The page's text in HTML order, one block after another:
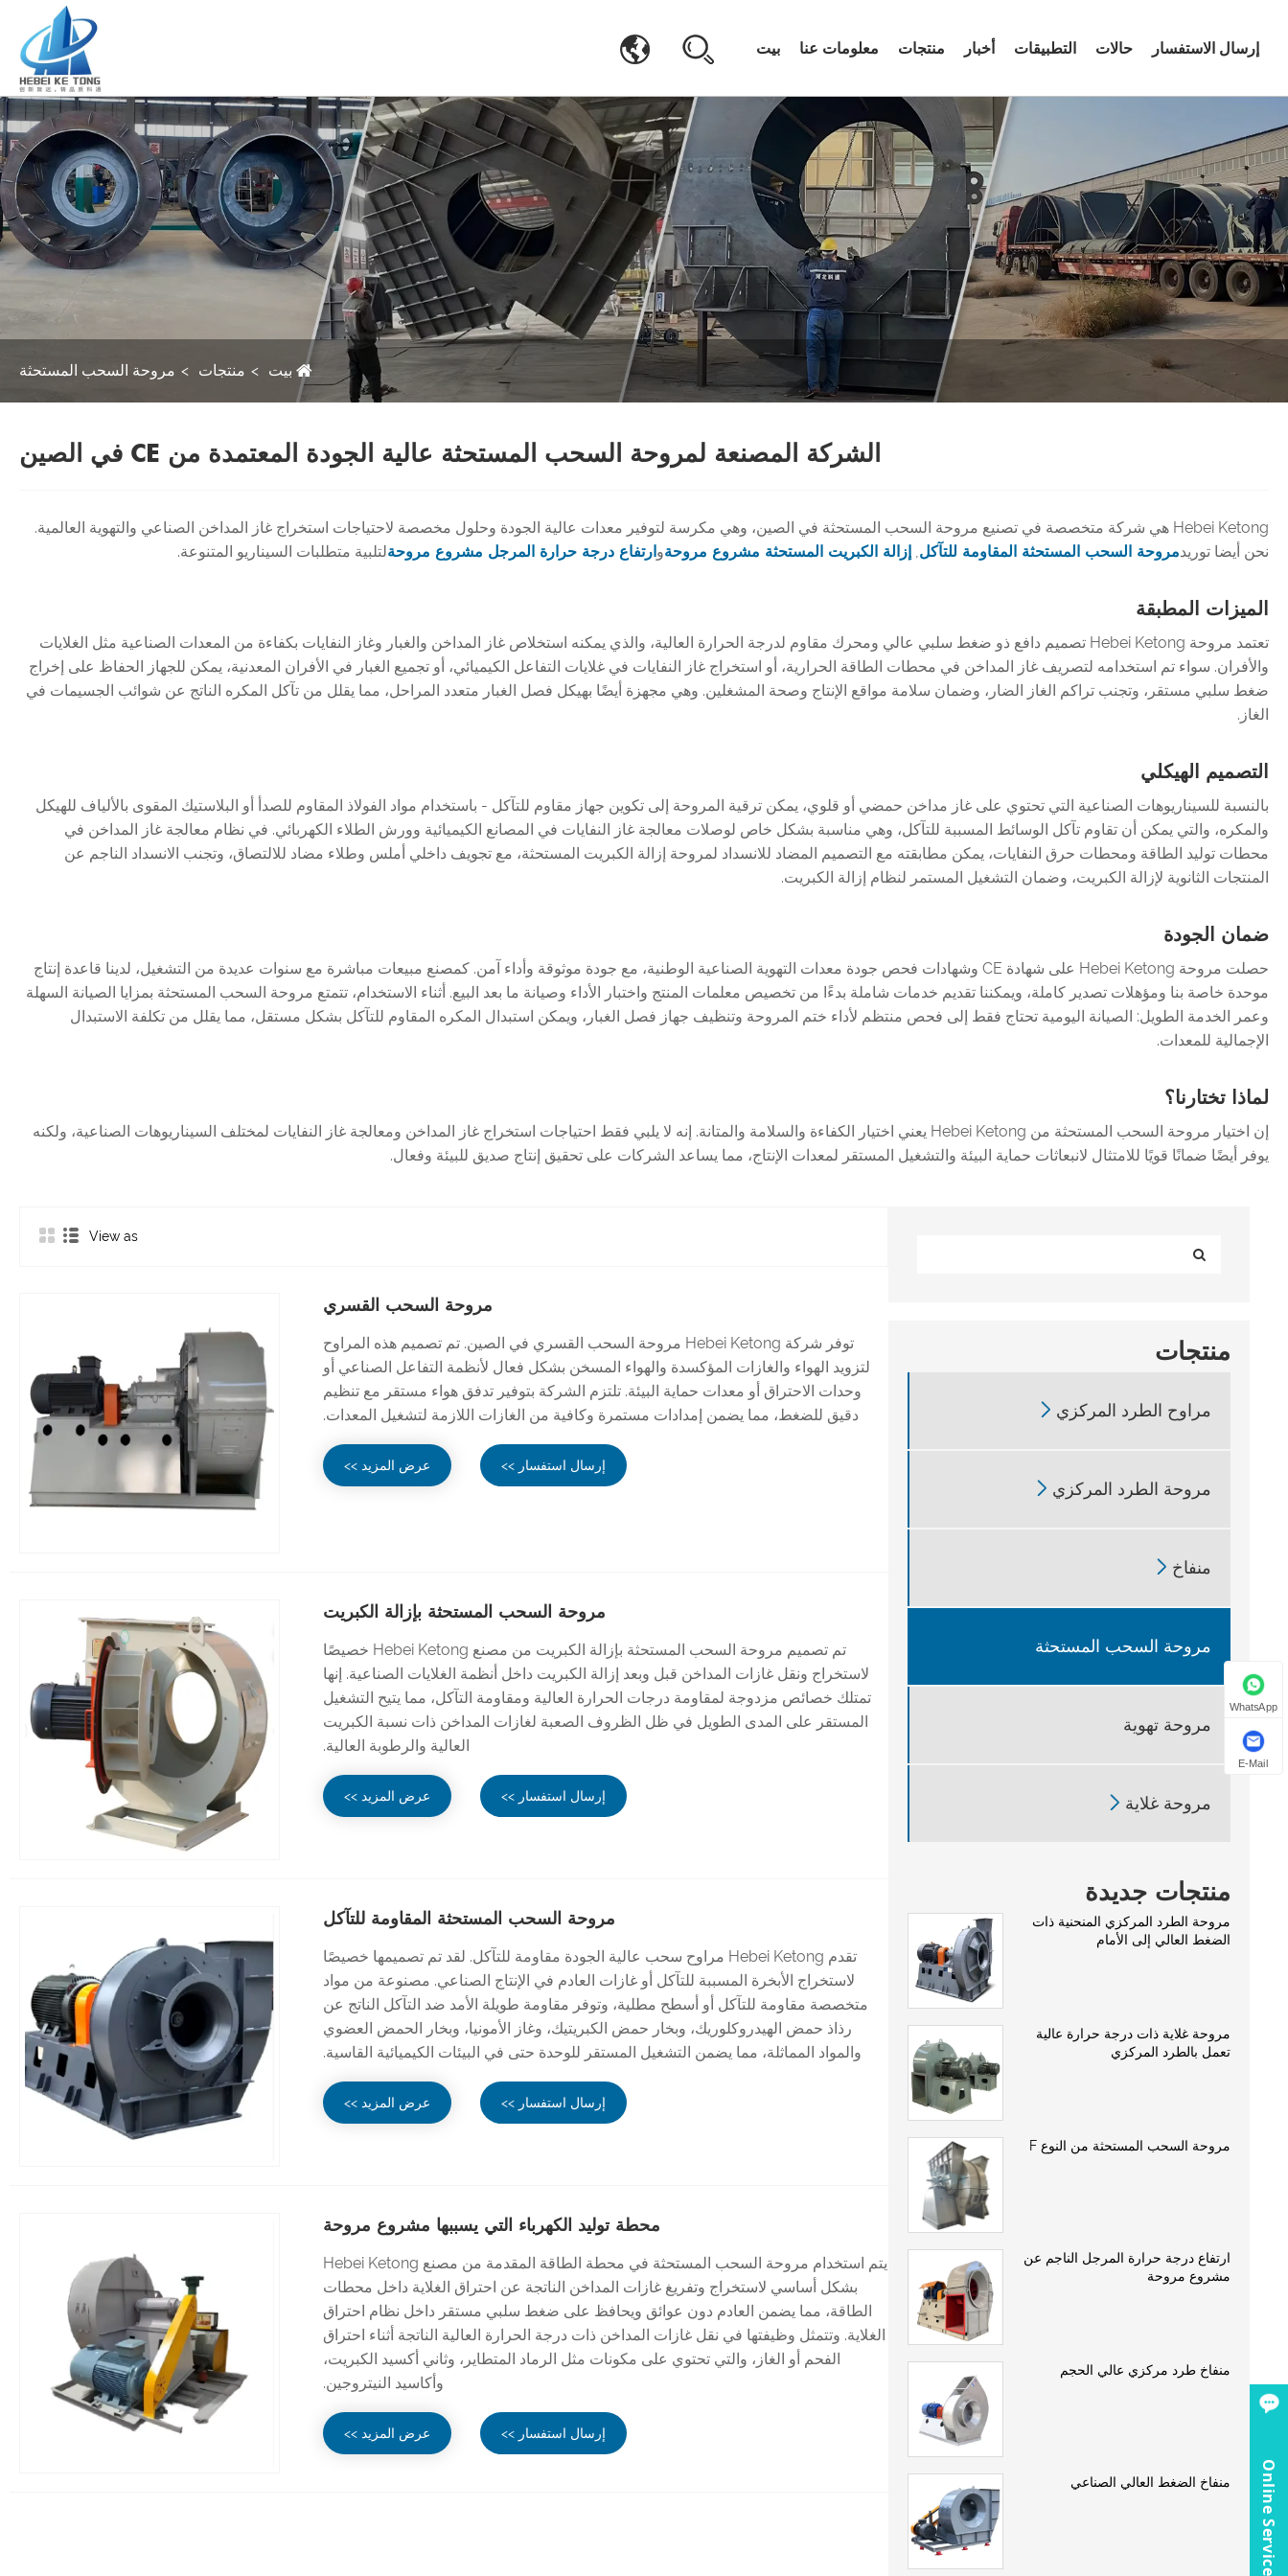
بيت معلومات عنا منتجات أخبار التطبيقات حالات إرسال الاستفسار
بيت منتجات مروحة السحب المستحثة
الشركة المصنعة لمروحة السحب المستحثة عالية الجودة المعتمدة من CE في الصين
Hebei Ketong هي شركة متخصصة في تصنيع مروحة السحب المستحثة في الصين، وهي مكرسة لتوفير معدات عالية الجودة وحلول مخصصة لاحتياجات استخراج غاز المداخن الصناعي والتهوية العالمية.
نحن أيضا توريدمروحة السحب المستحثة المقاومة للتآكل, إزالة الكبريت المستحثة مشروع مروحةو ارتفاع درجة حرارة المرجل مشروع مروحةلتلبية متطلبات السيناريو المتنوعة.
الميزات المطبقة
تعتمد مروحة Hebei Ketong تصميم دافع ذو ضغط سلبي عالي ومحرك مقاوم لدرجة الحرارة العالية، والذي يمكنه استخلاص غاز المداخن والغبار وغاز النفايات بكفاءة من المعدات الصناعية مثل الغلايات
والأفران. سواء تم استخدامه لتصريف غاز المداخن في محطات الطاقة الحرارية، أو استخراج غاز النفايات في غلايات التفاعل الكيميائي، أو تجميع الغبار في الأفران المعدنية، يمكن للجهاز الحفاظ على إخراج
ضغط سلبي مستقر، وتجنب تراكم الغاز الضار، وضمان سلامة مواقع الإنتاج وصحة المشغلين. وهي مجهزة أيضًا بهيكل فصل الغبار متعدد المراحل، مما يقلل من تآكل المكره الناتج عن شوائب الجسيمات في
الغاز.
التصميم الهيكلي
بالنسبة للسيناريوهات الصناعية التي تحتوي على غاز مداخن حمضي أو قلوي، يمكن ترقية المروحة إلى تكوين جهاز مقاوم للتآكل - باستخدام مواد الفولاذ المقاوم للصدأ أو البلاستيك المقوى بالألياف للهيكل
والمكره، والتي يمكن أن تقاوم تآكل الوسائط المسببة للتآكل، وهي مناسبة بشكل خاص لوصلات معالجة غاز النفايات في المصانع الكيميائية وورش الطلاء الكهربائي. في نظام معالجة غاز المداخن في
محطات توليد الطاقة ومحطات حرق النفايات، يمكن مطابقته مع التصميم المضاد للانسداد لمروحة إزالة الكبريت المستحثة، مع تجويف داخلي أملس وطلاء مضاد للالتصاق، وتجنب الانسداد الناجم عن
المنتجات الثانوية لإزالة الكبريت، وضمان التشغيل المستمر لنظام إزالة الكبريت.
ضمان الجودة
حصلت مروحة Hebei Ketong على شهادة CE وشهادات فحص جودة معدات التهوية الصناعية الوطنية، مع جودة موثوقة وأداء آمن. كمصنع مبيعات مباشرة مع سنوات عديدة من التشغيل، لدينا قاعدة إنتاج
موحدة خاصة بنا ومؤهلات تصدير كاملة، ويمكننا تقديم خدمات شاملة بدءًا من تخصيص معلمات المنتج واختبار الأداء وصيانة ما بعد البيع. أثناء الاستخدام، تتمتع مروحة السحب المستحثة بمزايا الصيانة السهلة
وعمر الخدمة الطويل: الصيانة اليومية تحتاج فقط إلى فحص منتظم لأداء ختم المروحة وتنظيف جهاز فصل الغبار، ويمكن استبدال المكره المقاوم للتآكل بشكل مستقل، مما يقلل من تكلفة الاستبدال
الإجمالية للمعدات.
لماذا تختارنا؟
إن اختيار مروحة السحب المستحثة من Hebei Ketong يعني اختيار الكفاءة والسلامة والمتانة. إنه لا يلبي فقط احتياجات استخراج غاز المداخن ومعالجة غاز النفايات لمختلف السيناريوهات الصناعية، ولكنه
يوفر أيضًا ضمانًا قويًا للامتثال لانبعاثات حماية البيئة والتشغيل المستقر لمعدات الإنتاج، مما يساعد الشركات على تحقيق إنتاج صديق للبيئة وفعال.
منتجات
مراوح الطرد المركزي 
مروحة الطرد المركزي 
منفاخ 
مروحة السحب المستحثة
مروحة تهوية
مروحة غلاية 
منتجات جديدة
مروحة الطرد المركزي المنحنية ذات
الضغط العالي إلى الأمام
مروحة غلاية ذات درجة حرارة عالية
تعمل بالطرد المركزي
مروحة السحب المستحثة من النوع F
ارتفاع درجة حرارة المرجل الناجم عن
مشروع مروحة
منفاخ طرد مركزي عالي الحجم
منفاخ الضغط العالي الصناعي
View as
مروحة السحب القسري
توفر شركة Hebei Ketong مروحة السحب القسري في الصين. تم تصميم هذه المراوح
لتزويد الهواء والغازات المؤكسدة والهواء المسخن بشكل فعال لأنظمة التفاعل الصناعي أو
وحدات الاحتراق أو معدات حماية البيئة. تلتزم الشركة بتوفير تدفق هواء مستقر مع تنظيم
دقيق للضغط، مما يضمن إمدادات مستمرة وكافية من الغازات اللازمة لتشغيل المعدات.
عرض المزيد >> إرسال استفسار >>
مروحة السحب المستحثة بإزالة الكبريت
تم تصميم مروحة السحب المستحثة بإزالة الكبريت من مصنع Hebei Ketong خصيصًا
لاستخراج ونقل غازات المداخن قبل وبعد إزالة الكبريت داخل أنظمة الغلايات الصناعية. إنها
تمتلك خصائص مزدوجة لمقاومة درجات الحرارة العالية ومقاومة التآكل، مما يتيح التشغيل
المستقر على المدى الطويل في ظل الظروف الصعبة لغازات المداخن ذات نسبة الكبريت
العالية والرطوبة العالية.
عرض المزيد >> إرسال استفسار >>
مروحة السحب المستحثة المقاومة للتآكل
تقدم Hebei Ketong مراوح سحب عالية الجودة مقاومة للتآكل. لقد تم تصميمها خصيصًا
لاستخراج الأبخرة المسببة للتآكل أو غازات العادم في الإنتاج الصناعي. مصنوعة من مواد
متخصصة مقاومة للتآكل أو أسطح مطلية، وتوفر مقاومة طويلة الأمد ضد التآكل الناتج عن
رذاذ حمض الهيدروكلوريك، وبخار حمض الكبريتيك، وغاز الأمونيا، وبخار الحمض العضوي
والمواد المماثلة، مما يضمن التشغيل المستقر للوحدة حتى في البيئات الكيميائية القاسية.
عرض المزيد >> إرسال استفسار >>
محطة توليد الكهرباء التي يسببها مشروع مروحة
يتم استخدام مروحة السحب المستحثة في محطة الطاقة المقدمة من مصنع Hebei Ketong
بشكل أساسي لاستخراج وتفريغ غازات المداخن الناتجة عن احتراق الغلاية داخل محطات
الطاقة، مما يضمن العادم دون عوائق ويحافظ على ضغط سلبي مستقر داخل نظام احتراق
الغلاية. وتتمثل وظيفتها في نقل غازات المداخن ذات درجة الحرارة العالية الناتجة أثناء احتراق
الفحم أو الغاز، والتي تحتوي على مكونات مثل الرماد المتطاير، وثاني أكسيد الكبريت،
وأكاسيد النيتروجين.
عرض المزيد >> إرسال استفسار >>
WhatsApp
E-Mail
Online Service